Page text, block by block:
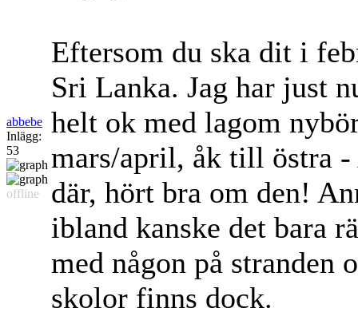
abbebe
Inlägg:
53
offline
Eftersom du ska dit i
Sri Lanka. Jag har just
helt ok med lagom
mars/april, åk till östra
där, hört bra om den!
ibland kanske det bara
med någon på stranden
skolor finns dock.